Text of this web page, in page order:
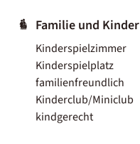
Familie und Kinder
Kinderspielzimmer
Kinderspielplatz
familienfreundlich
Kinderclub/Miniclub
kindgerecht